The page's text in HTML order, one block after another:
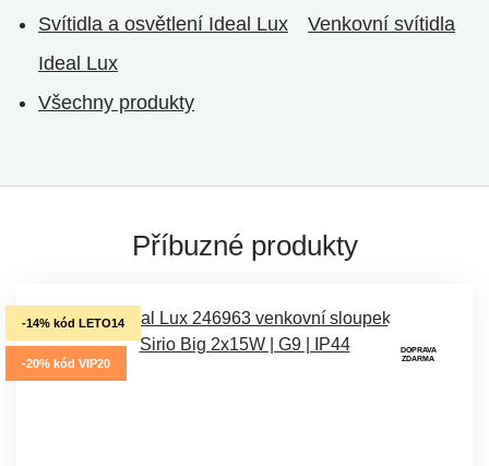
Svítidla a osvětlení Ideal Lux
Venkovní svítidla
Ideal Lux
Všechny produkty
Příbuzné produkty
-14% kód LETO14
-20% kód VIP20
DOPRAVA
ZDARMA